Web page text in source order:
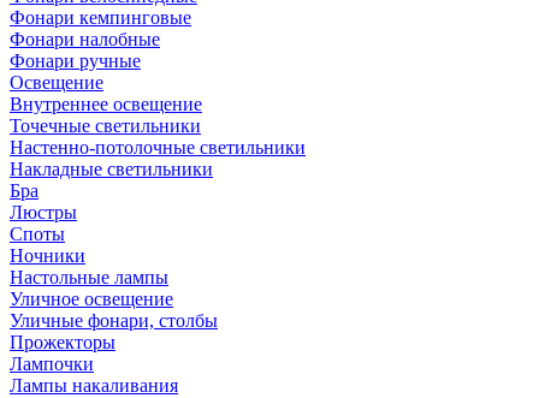
Фонари кемпинговые
Фонари налобные
Фонари ручные
Освещение
Внутреннее освещение
Точечные светильники
Настенно-потолочные светильники
Накладные светильники
Бра
Люстры
Споты
Ночники
Настольные лампы
Уличное освещение
Уличные фонари, столбы
Прожекторы
Лампочки
Лампы накаливания